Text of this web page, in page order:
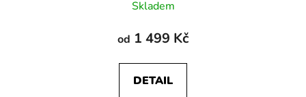
Skladem
od 1 499 Kč
DETAIL